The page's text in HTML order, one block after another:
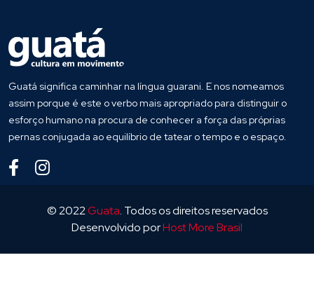
Guatá significa caminhar na língua guarani. E nos nomeamos
assim porque é este o verbo mais apropriado para distinguir o
esforço humano na procura de conhecer a força das próprias
pernas conjugada ao equilíbrio de tatear o tempo e o espaço.
© 2022Guata. Todos os direitos reservados
Desenvolvido porHost More Brasil